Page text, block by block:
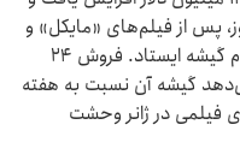
در سه روز، پس از فیلم‌های «مایکل» و
«شیطان پرادا می‌پوشد ۲» در جایگاه سوم گیشه ایستاد. فروش ۲۴
گیشه آن نسبت به هفته
فیلمی در ژانر وحشت